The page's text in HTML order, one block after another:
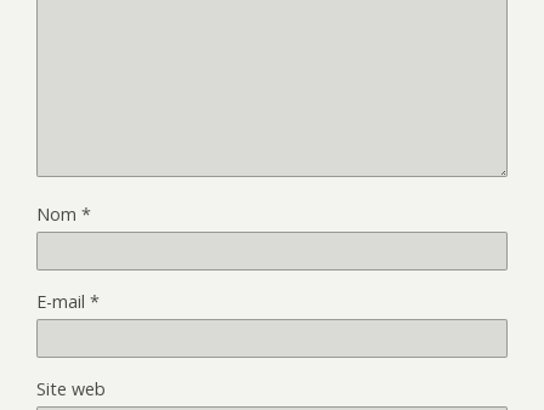
Nom *
E-mail *
Site web